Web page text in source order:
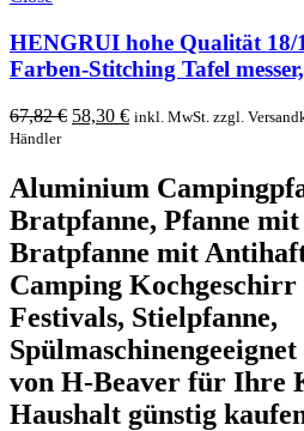
HENGRUI hohe Qualität 18/
Farben-Stitching Tafel
67,82€ Original
67,82 €.
58,30 €Current
58,30 €.
inkl. MwSt. zzgl.
Händler
Aluminium
Bratpfanne, Pfanne
Bratpfanne mit
Camping Kochgeschirr
Festivals, Stielpfanne,
von H-Beaver für Ihre
Haushalt günstig